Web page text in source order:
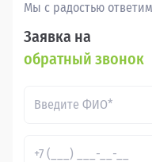
Мы с радостью
Заявка на
обратный звонок